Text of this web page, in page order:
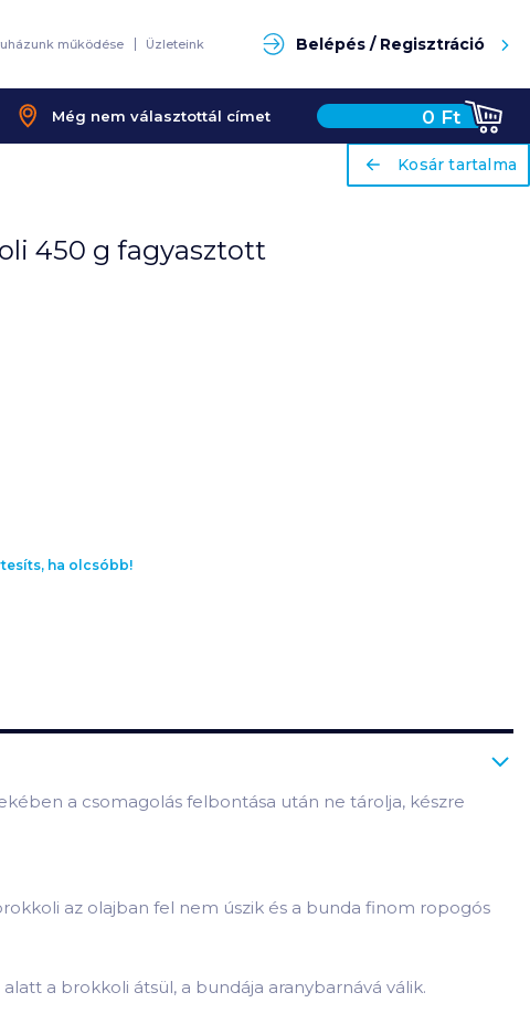
működése Üzleteink Belépés / Regisztráció
Még nem választottál címet 0 Ft
ariaLabel
Kosár tartalma
450 g fagyasztott
ha olcsóbb!
a csomagolás felbontása után ne tárolja, készre
az olajban fel nem úszik és a bunda finom ropogós
a brokkoli átsül, a bundája aranybarnává válik.